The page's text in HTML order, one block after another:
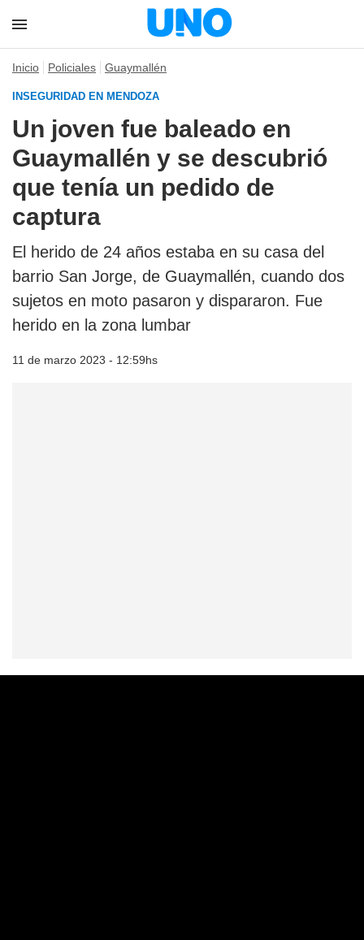
Inicio Policiales Guaymallén
INSEGURIDAD EN MENDOZA
Un joven fue baleado en
Guaymallén y se descubrió
que tenía un pedido de
captura
El herido de 24 años estaba en su casa del
barrio San Jorge, de Guaymallén, cuando dos
sujetos en moto pasaron y dispararon. Fue
herido en la zona lumbar
11 de marzo 2023 - 12:59hs